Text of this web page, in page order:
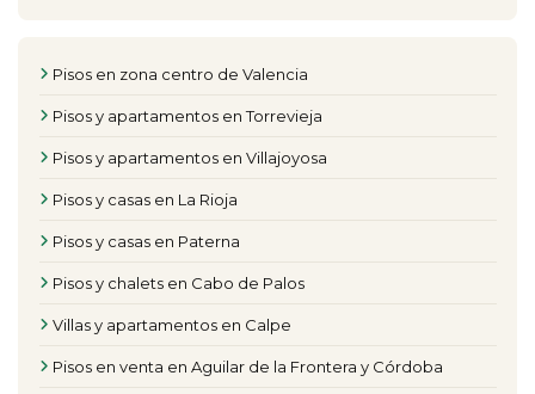
Pisos en zona centro de Valencia
Pisos y apartamentos en Torrevieja
Pisos y apartamentos en Villajoyosa
Pisos y casas en La Rioja
Pisos y casas en Paterna
Pisos y chalets en Cabo de Palos
Villas y apartamentos en Calpe
Pisos en venta en Aguilar de la Frontera y Córdoba